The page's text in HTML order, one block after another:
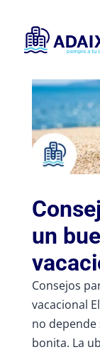
un
Consejos
vacacional
no
bonita. La